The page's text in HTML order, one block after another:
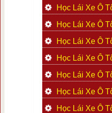
Học Lái Xe Ô
Học Lái Xe Ô
Học Lái Xe Ô
Học Lái Xe Ô
Học Lái Xe Ô
Học Lái Xe Ô
Học Lái Xe Ô